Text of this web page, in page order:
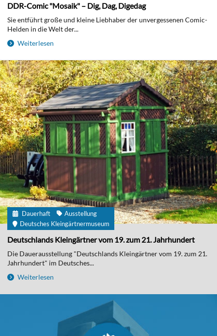
DDR-Comic "Mosaik" – Dig, Dag, Digedag
Sie entführt große und kleine Liebhaber der unvergessenen Comic-
Helden in die Welt der...
Weiterlesen
Dauerhaft
Ausstellung
Deutsches Kleingärtnermuseum
Deutschlands Kleingärtner vom 19. zum 21. Jahrhundert
Die Dauerausstellung "Deutschlands Kleingärtner vom 19. zum 21.
Jahrhundert" im Deutsches...
Weiterlesen